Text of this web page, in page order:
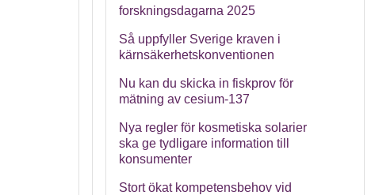
forskningsdagarna 2025
Så uppfyller Sverige kraven i
kärnsäkerhetskonventionen
Nu kan du skicka in fiskprov för
mätning av cesium-137
Nya regler för kosmetiska solarier
ska ge tydligare information till
konsumenter
Stort ökat kompetensbehov vid